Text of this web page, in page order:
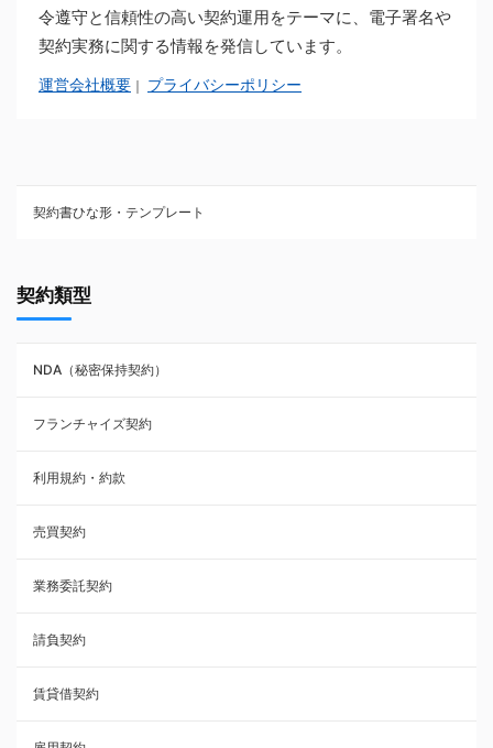
令遵守と信頼性の高い契約運用をテーマに、電子署名や
契約実務に関する情報を発信しています。
運営会社概要 ｜ プライバシーポリシー
契約書ひな形・テンプレート
NDA（秘密保持契約）
業務委託契約
利用規約・約款
覚書・合意書・同意書
承諾書
雇用契約
その他契約・書面
売買契約
契約類型
NDA（秘密保持契約）
フランチャイズ契約
利用規約・約款
売買契約
業務委託契約
請負契約
賃貸借契約